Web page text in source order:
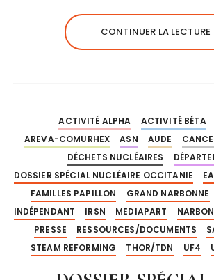
CONTINUER LA LECTURE
ACTIVITÉ ALPHA ACTIVITÉ BÉTA
AREVA-COMURHEX
ASN AUDE
DÉCHETS NUCLÉAIRES
DOSSIER SPÉCIAL NUCLÉAIRE OCCITANIE
FAMILLES PAPILLON
GRAND NARBONNE
INDÉPENDANT
IRSN MEDIAPART
PRESSE
RESSOURCES/DOCUMENTS
STEAM REFORMING
THOR/TDN UF4